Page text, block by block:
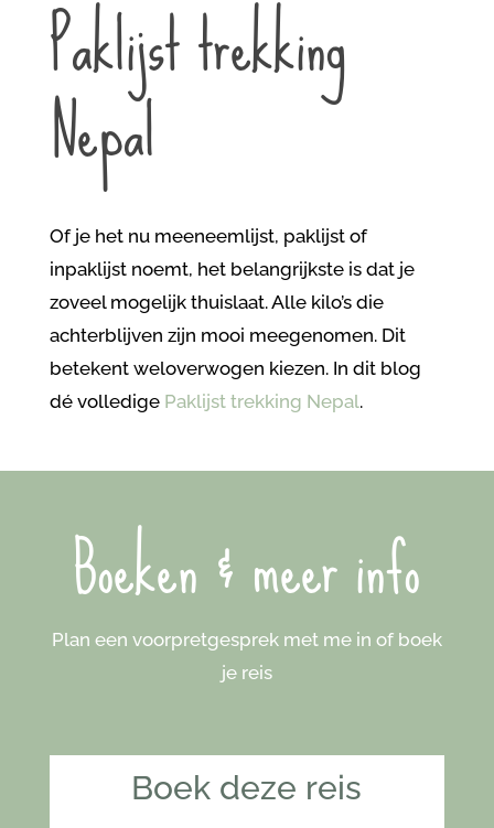
Paklijst trekking
Nepal
Of je het nu meeneemlijst, paklijst of
inpaklijst noemt, het belangrijkste is dat je
zoveel mogelijk thuislaat. Alle kilo’s die
achterblijven zijn mooi meegenomen. Dit
betekent weloverwogen kiezen. In dit blog
dé volledige Paklijst trekking Nepal.
Boeken & meer info
Plan een voorpretgesprek met me in of boek
je reis
Boek deze reis